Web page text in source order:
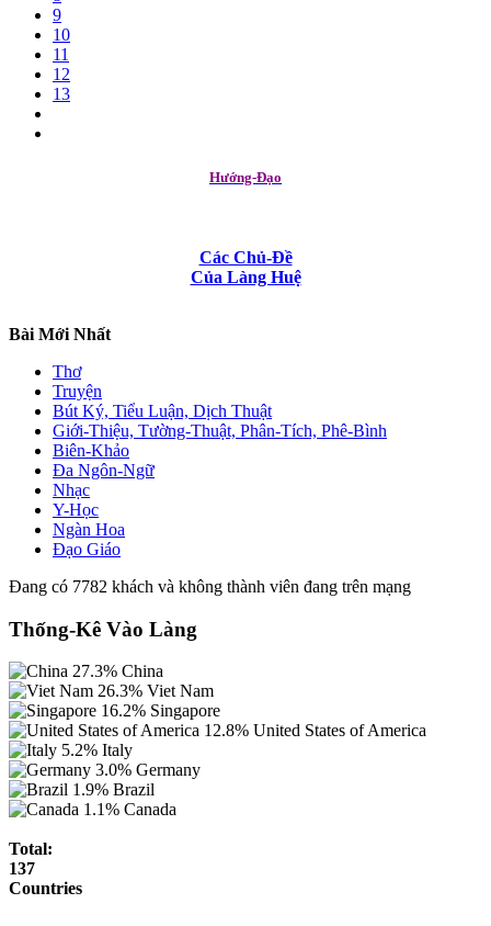
9
10
11
12
13
Hướng-Đạo
Các Chủ-Đề
Của Làng Huệ
Bài Mới Nhất
Thơ
Truyện
Bút Ký, Tiểu Luận, Dịch Thuật
Giới-Thiệu, Tường-Thuật, Phân-Tích, Phê-Bình
Biên-Khảo
Đa Ngôn-Ngữ
Nhạc
Y-Học
Ngàn Hoa
Đạo Giáo
Đang có 7782 khách và không thành viên đang trên mạng
Thống-Kê Vào Làng
27.3% China
26.3% Viet Nam
16.2% Singapore
12.8% United States of America
5.2% Italy
3.0% Germany
1.9% Brazil
1.1% Canada
Total:
137
Countries